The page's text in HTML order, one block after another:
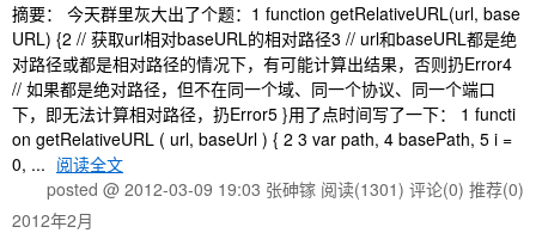
摘要： 今天群里灰大出了个题：1 function getRelativeURL(url, base
URL) {2 // 获取url相对baseURL的相对路径3 // url和baseURL都是绝
对路径或都是相对路径的情况下，有可能计算出结果，否则扔Error4
// 如果都是绝对路径，但不在同一个域、同一个协议、同一个端口
下，即无法计算相对路径，扔Error5 }用了点时间写了一下： 1 functi
on getRelativeURL ( url, baseUrl ) { 2 3 var path, 4 basePath, 5 i =
0, ... 阅读全文
posted @ 2012-03-09 19:03 张砷镓 阅读(1301) 评论(0) 推荐(0)
2012年2月